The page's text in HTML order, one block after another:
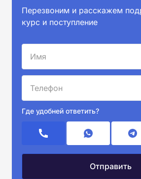
Перезвоним и расскажем
курс и поступление
Где удобней ответить?